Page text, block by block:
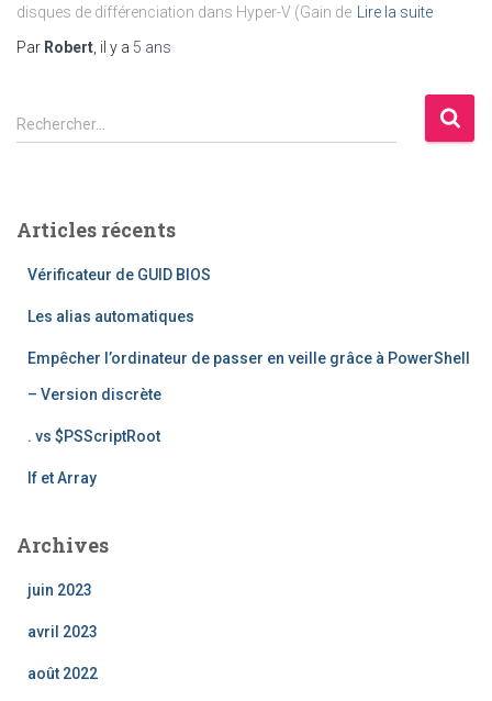
disques de différenciation dans Hyper-V (Gain de
Lire la suite
Par Robert , il y a 5 ans
R
e
r
Rechercher…
Articles récents
Vérificateur de GUID BIOS
Les alias automatiques
Empêcher l’ordinateur de passer en veille grâce à PowerShell
– Version discrète
. vs $PSScriptRoot
If et Array
Archives
juin 2023
avril 2023
août 2022